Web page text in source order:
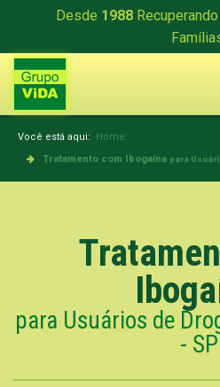
Desde 1988
Você está aqui: Home
Tratamento com Ibogaína para
para Usuários de
- SP